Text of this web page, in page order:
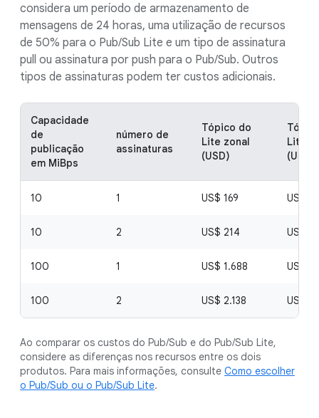
considera um período de armazenamento de
mensagens de 24 horas, uma utilização de recursos
de 50% para o Pub/Sub Lite e um tipo de assinatura
pull ou assinatura por push para o Pub/Sub. Outros
tipos de assinaturas podem ter custos adicionais.
Capacidade
de
publicação
em MiBps
número de
assinaturas
Tópico do
Lite zonal
(USD)
Lite
(USD)
10 1 US$ 169 US$
10 2 US$ 214 US$
100 1 US$ 1.688 US$
100 2 US$ 2.138 US$
Ao comparar os custos do Pub/Sub e do Pub/Sub Lite,
considere as diferenças nos recursos entre os dois
produtos. Para mais informações, consulte Como escolher
o Pub/Sub ou o Pub/Sub Lite.